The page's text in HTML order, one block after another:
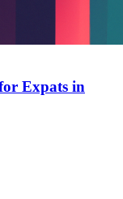
Expats in